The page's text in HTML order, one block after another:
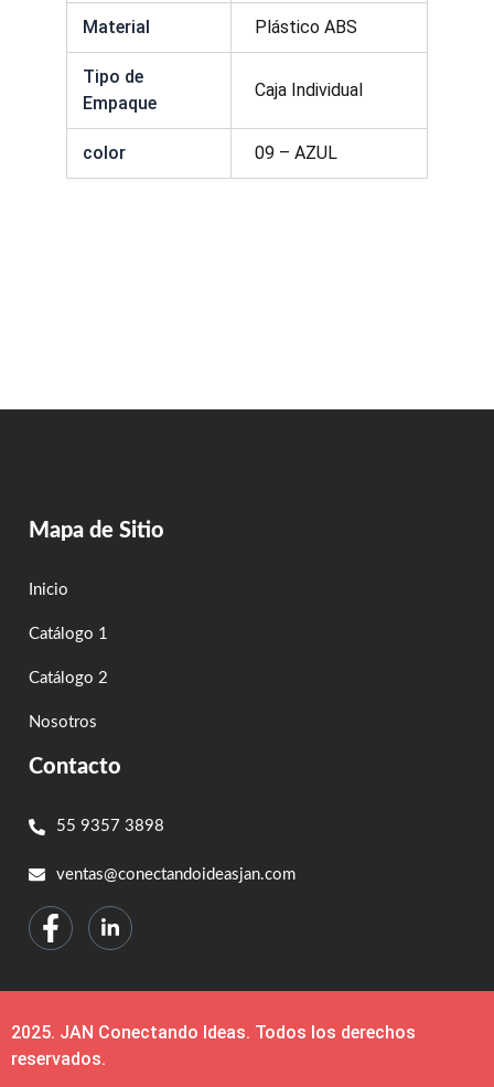
Material Plástico ABS
Tipo de
Empaque
Caja Individual
color 09 – AZUL
Mapa de Sitio
Inicio
Catálogo 1
Catálogo 2
Nosotros
Contacto
55 9357 3898
ventas@conectandoideasjan.com
2025. JAN Conectando Ideas. Todos los derechos
reservados.